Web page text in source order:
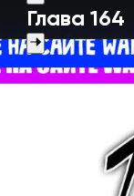
Глава 164